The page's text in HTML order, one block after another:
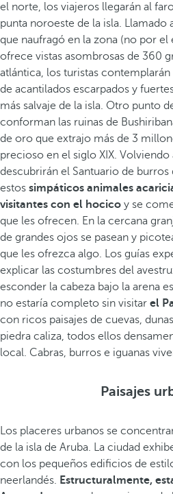
el norte, los viajeros llegarán al
punta noroeste de la isla. Llamado
que naufragó en la zona (no por
ofrece vistas asombrosas de 360
atlántica, los turistas contemplarán
de acantilados escarpados y
más salvaje de la isla. Otro punto
conforman las ruinas de
de oro que extrajo más de 3
precioso en el siglo XIX.
descubrirán el Santuario de burros
estos simpáticos animales
visitantes con el hocico y se
que les ofrecen. En la cercana
de grandes ojos se pasean y
que les ofrezca algo. Los guías
explicar las costumbres del
esconder la cabeza bajo la arena
no estaría completo sin visitar el
con ricos paisajes de cuevas,
piedra caliza, todos ellos
local. Cabras, burros e iguanas
Paisajes
Los placeres urbanos se
de la isla de Aruba. La ciudad
con los pequeños edificios de
neerlandés. Estructuralmente,